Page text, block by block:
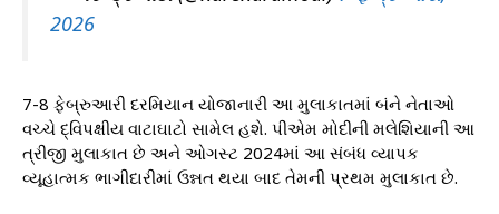
2026
7-8 ફેબ્રુઆરી દરમિયાન યોજાનારી આ મુલાકાતમાં બંને નેતાઓ
વચ્ચે દ્વિપક્ષીય વાટાઘાટો સામેલ હશે. પીએમ મોદીની મલેશિયાની આ
ત્રીજી મુલાકાત છે અને ઓગસ્ટ 2024માં આ સંબંધ વ્યાપક
વ્યૂહાત્મક ભાગીદારીમાં ઉન્નત થયા બાદ તેમની પ્રથમ મુલાકાત છે.